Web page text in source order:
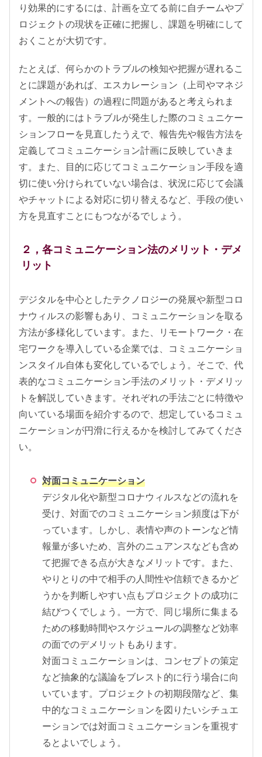
り効果的にするには、計画を立てる前に自チームやプ
ロジェクトの現状を正確に把握し、課題を明確にして
おくことが大切です。
たとえば、何らかのトラブルの検知や把握が遅れるこ
とに課題があれば、エスカレーション（上司やマネジ
メントへの報告）の過程に問題があると考えられま
す。一般的にはトラブルが発生した際のコミュニケー
ションフローを見直したうえで、報告先や報告方法を
定義してコミュニケーション計画に反映していきま
す。また、目的に応じてコミュニケーション手段を適
切に使い分けられていない場合は、状況に応じて会議
やチャットによる対応に切り替えるなど、手段の使い
方を見直すことにもつながるでしょう。
２，各コミュニケーション法のメリット・デメ
リット
デジタルを中心としたテクノロジーの発展や新型コロ
ナウィルスの影響もあり、コミュニケーションを取る
方法が多様化しています。また、リモートワーク・在
宅ワークを導入している企業では、コミュニケーショ
ンスタイル自体も変化しているでしょう。そこで、代
表的なコミュニケーション手法のメリット・デメリッ
トを解説していきます。それぞれの手法ごとに特徴や
向いている場面を紹介するので、想定しているコミュ
ニケーションが円滑に行えるかを検討してみてくださ
い。
対面コミュニケーション
デジタル化や新型コロナウィルスなどの流れを
受け、対面でのコミュニケーション頻度は下が
っています。しかし、表情や声のトーンなど情
報量が多いため、言外のニュアンスなども含め
て把握できる点が大きなメリットです。また、
やりとりの中で相手の人間性や信頼できるかど
うかを判断しやすい点もプロジェクトの成功に
結びつくでしょう。一方で、同じ場所に集まる
ための移動時間やスケジュールの調整など効率
の面でのデメリットもあります。
対面コミュニケーションは、コンセプトの策定
など抽象的な議論をブレスト的に行う場合に向
いています。プロジェクトの初期段階など、集
中的なコミュニケーションを図りたいシチュエ
ーションでは対面コミュニケーションを重視す
るとよいでしょう。